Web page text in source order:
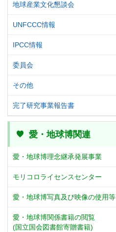
地球産業文化懇談会
UNFCCC情報
IPCC情報
委員会
その他
完了研究事業報告書
愛・地球博関連
愛・地球博理念継承発展事業
モリコロライセンスセンター
愛・地球博写真及び映像の使用等
愛・地球博関係書籍の閲覧
(国立国会図書館寄贈書籍)